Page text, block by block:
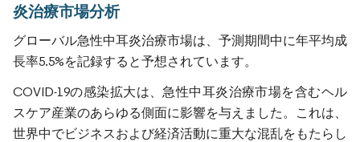
炎治療市場分析
グローバル急性中耳炎治療市場は、予測期間中に年平均成
長率5.5%を記録すると予想されています。
COVID-19の感染拡大は、急性中耳炎治療市場を含むヘル
スケア産業のあらゆる側面に影響を与えました。これは、
世界中でビジネスおよび経済活動に重大な混乱をもたらし